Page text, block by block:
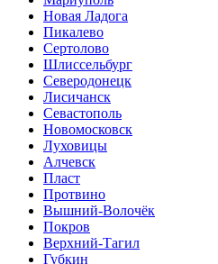
Новая Ладога
Пикалево
Сертолово
Шлиссельбург
Северодонецк
Лисичанск
Севастополь
Новомосковск
Луховицы
Алчевск
Пласт
Протвино
Вышний-Волочёк
Покров
Верхний-Тагил
Губкин